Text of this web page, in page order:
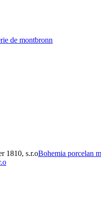
de montbronn
Bohemia porcelan